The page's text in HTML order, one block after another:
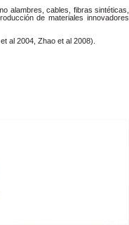
alambres, cables, fibras sintéticas,
de materiales innovadores
al 2004, Zhao et al 2008).